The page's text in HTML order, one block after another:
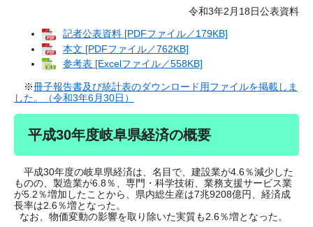
令和3年2月18日公表資料
記者公表資料 [PDFファイル／179KB]
本文 [PDFファイル／762KB]
参考表 [Excelファイル／558KB]
※冊子報告書及び統計表のダウンロード用ファイルを掲載しま
した。（令和3年6月30日）
平成30年度岐阜県経済の概要
平成30年度の岐阜県経済は、名目で、建設業が4.6％減少した
ものの、製造業が6.8％、専門・科学技術、業務支援サービス業
が5.2％増加したことから、県内総生産は7兆9208億円、経済成
長率は2.6％増となった。
なお、物価変動の影響を取り除いた実質も2.6％増となった。